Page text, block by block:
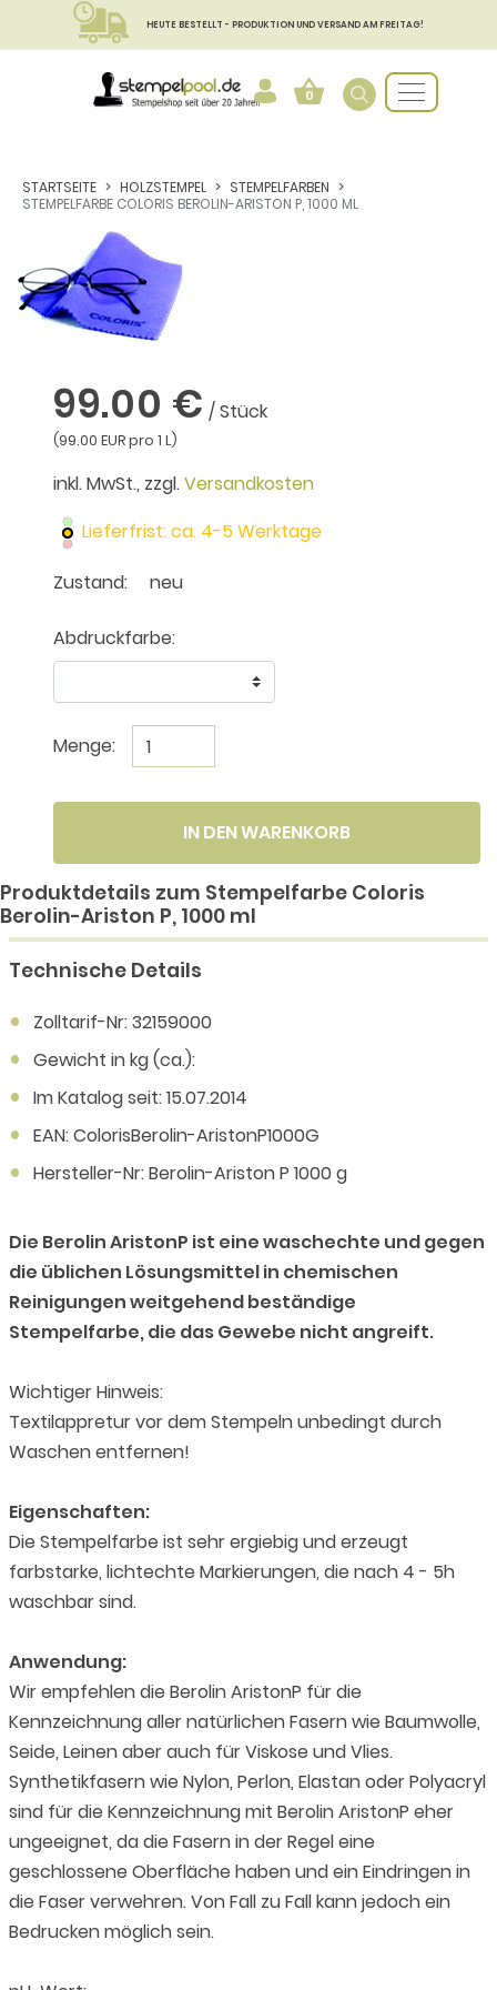
HEUTE BESTELLT - PRODUKTION UND VERSAND AM FREITAG!
0
STARTSEITE HOLZSTEMPEL
STEMPELFARBEN
STEMPELFARBE COLORIS BEROLIN-ARISTON P, 1000 ML
99.00 € / Stück
(99.00 EUR pro 1 L)
inkl. MwSt., zzgl.Versandkosten
Lieferfrist: ca. 4-5 Werktage
Zustand:
neu
Abdruckfarbe:
Menge:
IN DEN WARENKORB
Produktdetails zum Stempelfarbe Coloris
Berolin-Ariston P, 1000 ml
Technische Details
Zolltarif-Nr: 32159000
Gewicht in kg (ca.):
Im Katalog seit: 15.07.2014
EAN: ColorisBerolin-AristonP1000G
Hersteller-Nr: Berolin-Ariston P 1000 g
Die Berolin AristonP ist eine waschechte und gegen
die üblichen Lösungsmittel in chemischen
Reinigungen weitgehend beständige
Stempelfarbe, die das Gewebe nicht angreift.
Wichtiger Hinweis:
Textilappretur vor dem Stempeln unbedingt durch
Waschen entfernen!
Eigenschaften:
Die Stempelfarbe ist sehr ergiebig und erzeugt
farbstarke, lichtechte Markierungen, die nach 4 - 5h
waschbar sind.
Anwendung:
Wir empfehlen die Berolin AristonP für die
Kennzeichnung aller natürlichen Fasern wie Baumwolle,
Seide, Leinen aber auch für Viskose und Vlies.
Synthetikfasern wie Nylon, Perlon, Elastan oder Polyacryl
sind für die Kennzeichnung mit Berolin AristonP eher
ungeeignet, da die Fasern in der Regel eine
geschlossene Oberfläche haben und ein Eindringen in
die Faser verwehren. Von Fall zu Fall kann jedoch ein
Bedrucken möglich sein.